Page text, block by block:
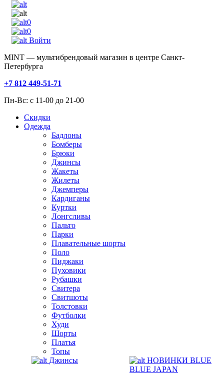
0
0
Войти
MINT — мультибрендовый магазин в центре Санкт-
Петербурга
+7 812 449-51-71
Пн-Вс: с 11-00 до 21-00
Скидки
Одежда
Бадлоны
Бомберы
Брюки
Джинсы
Жакеты
Жилеты
Джемперы
Кардиганы
Куртки
Лонгсливы
Пальто
Парки
Плавательные шорты
Поло
Пиджаки
Пуховики
Рубашки
Свитера
Свитшоты
Толстовки
Футболки
Худи
Шорты
Платья
Топы
Джинсы
НОВИНКИ BLUE
BLUE JAPAN